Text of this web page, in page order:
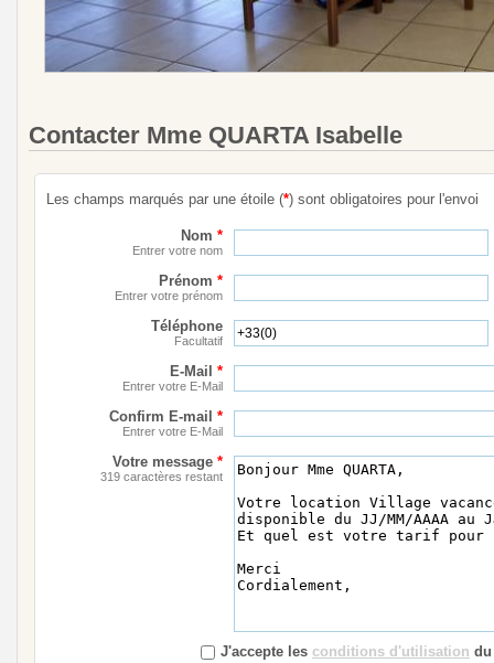
Contacter Mme QUARTA Isabelle
Les champs marqués par une étoile (*) sont obligatoires pour l'envoi
Nom *
Entrer votre nom
Prénom *
Entrer votre prénom
Téléphone
Facultatif
E-Mail *
Entrer votre E-Mail
Confirm E-mail *
Entrer votre E-Mail
Votre message *
319 caractères restant
J'accepte les conditions d'utilisation